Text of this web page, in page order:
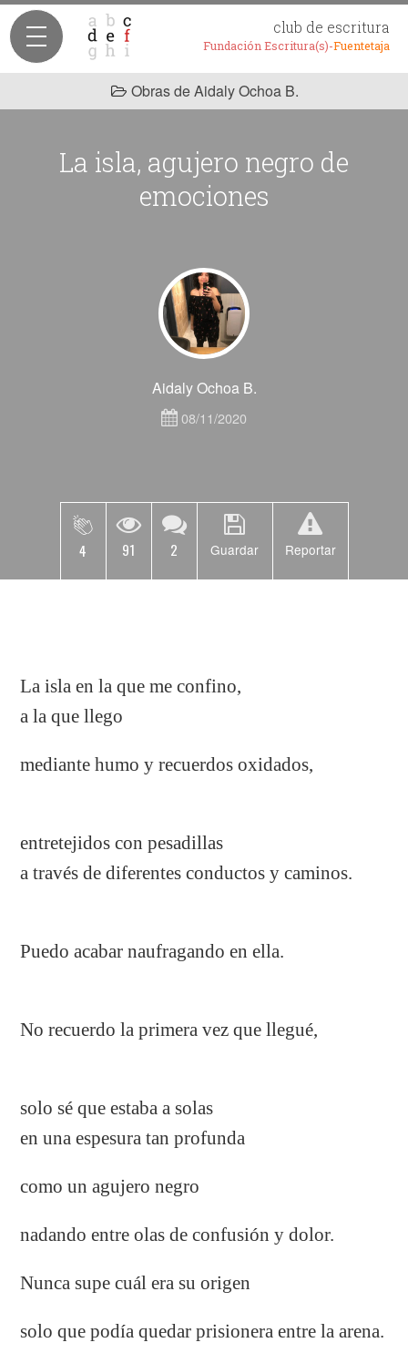
club de escritura
Fundación Escritura(s)-Fuentetaja
Obras de Aidaly Ochoa B.
La isla, agujero negro de
emociones
Aidaly Ochoa B.
08/11/2020
4 91 2 Guardar Reportar
La isla en la que me confino,
a la que llego
mediante humo y recuerdos oxidados,
entretejidos con pesadillas
a través de diferentes conductos y caminos.
Puedo acabar naufragando en ella.
No recuerdo la primera vez que llegué,
solo sé que estaba a solas
en una espesura tan profunda
como un agujero negro
nadando entre olas de confusión y dolor.
Nunca supe cuál era su origen
solo que podía quedar prisionera entre la arena.